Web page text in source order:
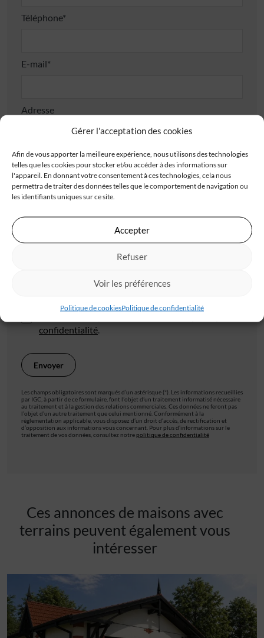
Gérer l'acceptation des cookies
Afin de vous apporter la meilleure expérience, nous utilisons des technologies
telles que les cookies pour stocker et/ou accéder à des informations sur
l'appareil. En donnant votre consentement à ces technologies, cela nous
permettra de traiter des données telles que le comportement de navigation ou
les identifiants uniques sur ce site.
Accepter
Refuser
Voir les préférences
Politique de cookiesPolitique de confidentialité
Téléphone*
E-mail*
Adresse
Code postal*
Ville*
J'accepte de recevoir les offres d'IGC
confidentialité.
Les champs obligatoires sont marqués d’un astérisque (*). Les informations recueillies
par IGC, à partir de ce formulaire, font l’objet d’un traitement informatisé nécessaire
au traitement et à la gestion des relations commerciales. Ces données ne feront pas
l’objet d’un autre traitement que celui mentionné. Conformément à la
règlementation applicable, vous disposez d’un droit d’accès, de rectification et
d’opposition aux informations vous concernant. Pour plus d’informations sur le
traitement de vos données, consultez notre politique de confidentialité
Ces annonces de maisons avec
terrains peuvent également vous
intéresser